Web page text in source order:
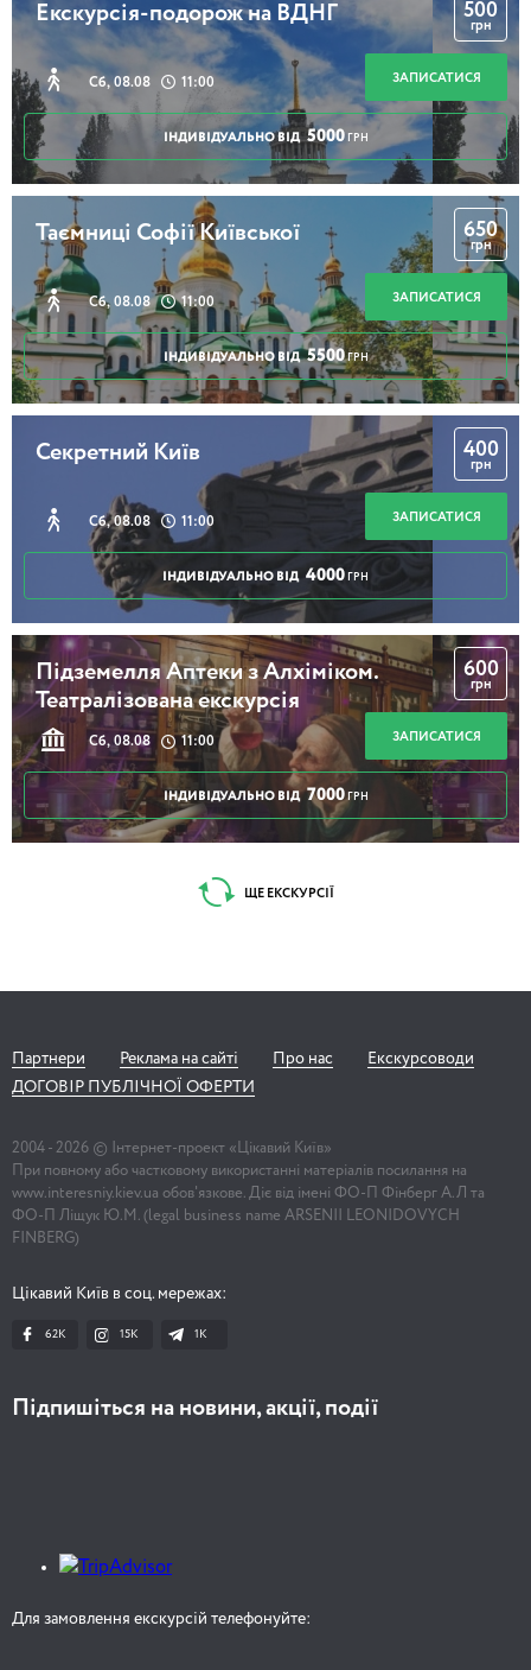
Екскурсія-подорож на ВДНГ
Сб, 08.08 11:00
500
грн
ЗАПИСАТИСЯ
ІНДИВІДУАЛЬНО ВІД 5000 ГРН
Таємниці Софії Київської
Сб, 08.08 11:00
650
грн
ЗАПИСАТИСЯ
ІНДИВІДУАЛЬНО ВІД 5500 ГРН
Секретний Київ
Сб, 08.08 11:00
400
грн
ЗАПИСАТИСЯ
ІНДИВІДУАЛЬНО ВІД 4000 ГРН
Підземелля Аптеки з Алхіміком.
Театралізована екскурсія
Сб, 08.08 11:00
600
грн
ЗАПИСАТИСЯ
ІНДИВІДУАЛЬНО ВІД 7000 ГРН
ЩЕ ЕКСКУРСІЇ
Партнери Реклама на сайті Про нас
Екскурсоводи
ДОГОВІР ПУБЛІЧНОЇ ОФЕРТИ
2004 - 2026 © Інтернет-проект «Цікавий Київ»
При повному або частковому використанні матеріалів посилання на
www.interesniy.kiev.ua обов'язкове. Діє від імені ФО-П Фінберг А.Л та
ФО-П Ліщук Ю.М. (legal business name ARSENII LEONIDOVYCH
FINBERG)
Цікавий Київ в соц. мережах:
62K 15K 1К
Підпишіться на новини, акції, події
Для замовлення екскурсій телефонуйте: